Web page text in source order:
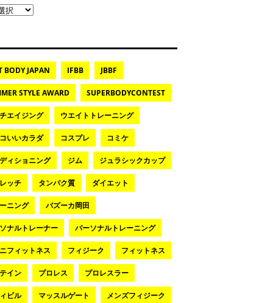
BODY JAPAN IFBB JBBF
STYLE AWARD SUPERBODYCONTEST
エイジング ウエイトトレーニング
いいカラダ コスプレ コミケ
ィショニング ジム ジュラシックカップ
ッチ タンパク質 ダイエット
ニング バズーカ岡田
ナルトレーナー パーソナルトレーニング
フィットネス フィジーク フィットネス
イン プロレス プロレスラー
ビル マッスルゲート メンズフィジーク